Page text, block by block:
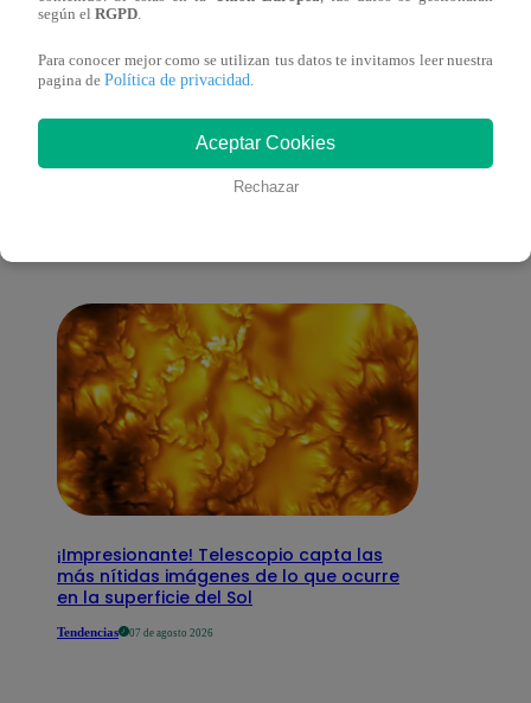
También te puede
¡Impresionante! Telescopio capta las
más nítidas imágenes de lo que ocurre
en la superficie del Sol
Tendencias 07 de agosto 2026
según el RGPD
Para conocer mejor como se utilizan tus datos te invitamos leer nuestra
pagina de Política de privacidad
Aceptar Cookies
Rechazar